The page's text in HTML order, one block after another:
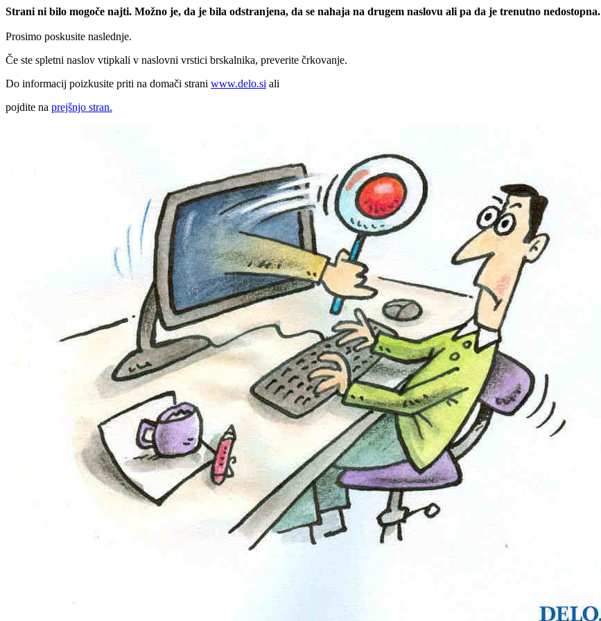
Strani ni bilo mogoče najti. Možno je, da je bila odstranjena, da se nahaja na drugem naslovu ali pa da je trenutno nedostopna.
Prosimo poskusite naslednje.
Če ste spletni naslov vtipkali v naslovni vrstici brskalnika, preverite črkovanje.
Do informacij poizkusite priti na domači strani www.delo.si ali
pojdite na prejšnjo stran.